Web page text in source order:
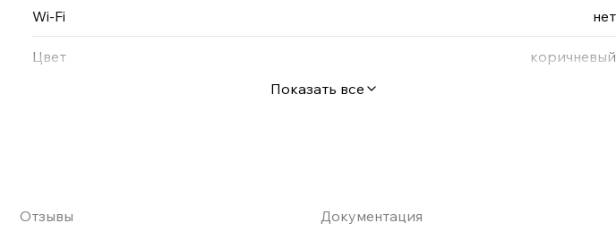
Wi-Fi нет
Цвет
коричневый
Показать все
Отзывы Документация